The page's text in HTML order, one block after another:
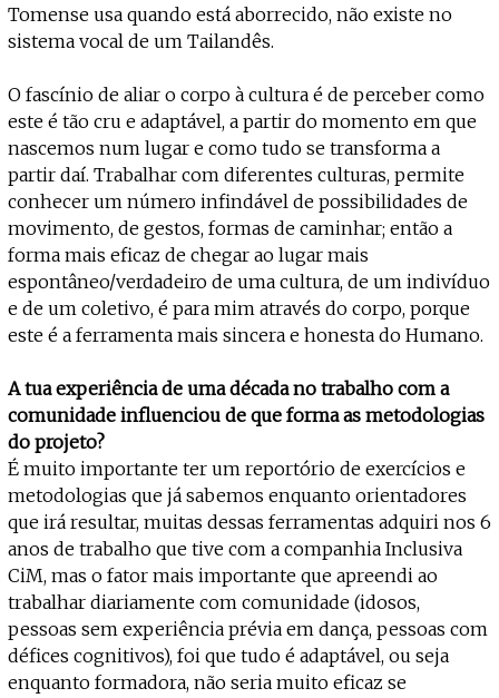
Tomense usa quando está aborrecido, não existe no
sistema vocal de um Tailandês.
O fascínio de aliar o corpo à cultura é de perceber como
este é tão cru e adaptável, a partir do momento em que
nascemos num lugar e como tudo se transforma a
partir daí. Trabalhar com diferentes culturas, permite
conhecer um número infindável de possibilidades de
movimento, de gestos, formas de caminhar; então a
forma mais eficaz de chegar ao lugar mais
espontâneo/verdadeiro de uma cultura, de um indivíduo
e de um coletivo, é para mim através do corpo, porque
este é a ferramenta mais sincera e honesta do Humano.
A tua experiência de uma década no trabalho com a
comunidade influenciou de que forma as metodologias
do projeto?
É muito importante ter um reportório de exercícios e
metodologias que já sabemos enquanto orientadores
que irá resultar, muitas dessas ferramentas adquiri nos 6
anos de trabalho que tive com a companhia Inclusiva
CiM, mas o fator mais importante que apreendi ao
trabalhar diariamente com comunidade (idosos,
pessoas sem experiência prévia em dança, pessoas com
défices cognitivos), foi que tudo é adaptável, ou seja
enquanto formadora, não seria muito eficaz se